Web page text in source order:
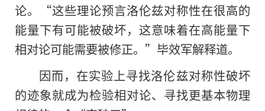
论。“这些理论预言洛伦兹对称性在很高的
能量下有可能被破坏，这意味着在高能量下
相对论可能需要被修正。”毕效军解释道。
因而，在实验上寻找洛伦兹对称性破坏
的迹象就成为检验相对论、寻找更基本物理